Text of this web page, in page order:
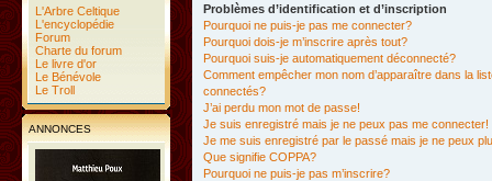
L'Arbre Celtique
L'encyclopédie
Forum
Charte du forum
Le livre d'or
Le Bénévole
Le Troll
ANNONCES
Problèmes d’identification et d’inscription
Pourquoi ne puis-je pas me connecter?
Pourquoi dois-je m’inscrire après tout?
Pourquoi suis-je automatiquement déconnecté?
Comment empêcher mon nom d’apparaître dans la
connectés?
J’ai perdu mon mot de passe!
Je suis enregistré mais je ne peux pas me connecter!
Je me suis enregistré par le passé mais je ne peux
Que signifie COPPA?
Pourquoi ne puis-je pas m’inscrire?